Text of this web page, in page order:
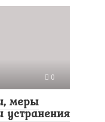
0
меры
устранения